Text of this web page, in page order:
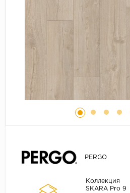
PERGO
Коллекция
SKARA Pro 9